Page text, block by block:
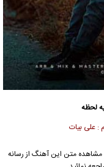
لحظه
: علی بیات
آهنگ یه لحظه از نیواد با کیفیت ۱۲۸ و ۳۲۰ و مشاهده متن این آهنگ از رسانه